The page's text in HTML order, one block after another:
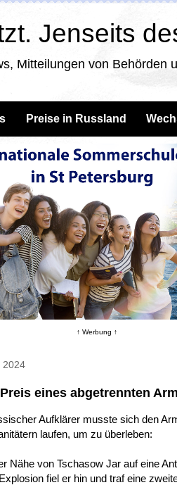
Jenseits
Mitteilungen von
Preise in Russland
↑ Werbung ↑
2024
eines abgetrennten
Aufklärer musste sich den
laufen, um zu überleben:
Nähe von Tschasow Jar auf eine
fiel er hin und traf eine